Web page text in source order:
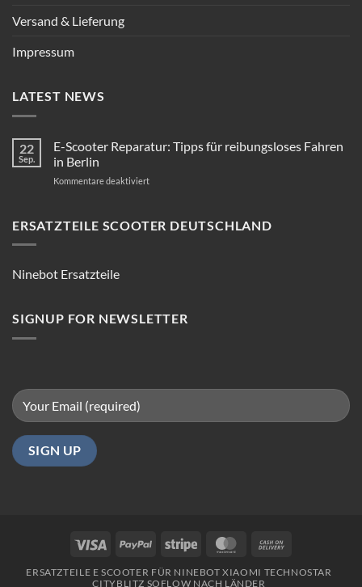
Versand & Lieferung
Impressum
LATEST NEWS
22
Sep.
E-Scooter Reparatur: Tipps für reibungsloses Fahren
in Berlin
Kommentare deaktiviertfür
Reparatur:
ERSATZTEILE SCOOTER DEUTSCHLAND
Ninebot Ersatzteile
SIGNUP FOR NEWSLETTER
Visa PayPal Stripe MasterCard
Delivery
ERSATZTEILE E SCOOTER FÜR NINEBOT XIAOMI TECHNOSTAR
CITYBLITZ SOFLOW NACH LÄNDER